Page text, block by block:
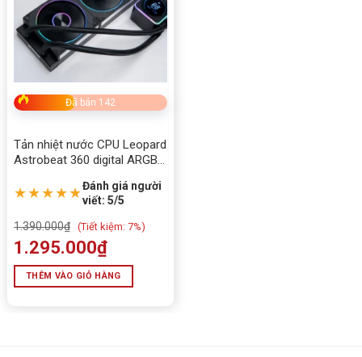
Đã bán 142
Tản nhiệt nước CPU Leopard
Astrobeat 360 digital ARGB
★★★★★Đánh giá người
viết: 5/5
1.390.000₫ (Tiết kiệm: 7%)
1.295.000₫
THÊM VÀO GIỎ HÀNG